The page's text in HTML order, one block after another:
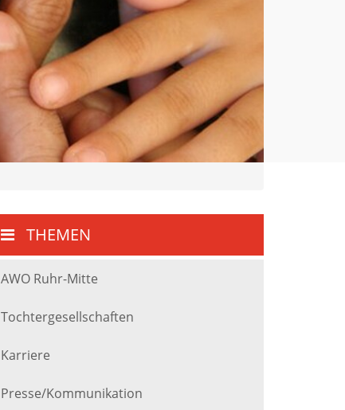
THEMEN
AWO Ruhr-Mitte
Tochtergesellschaften
Karriere
Presse/Kommunikation